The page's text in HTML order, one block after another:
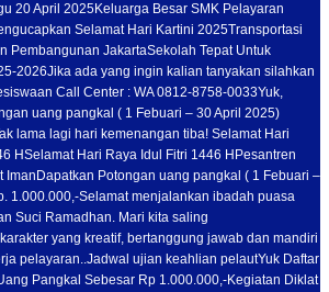
20 April 2025Keluarga Besar SMK Pelayaran
Selamat Hari Kartini 2025Transportasi
Pembangunan JakartaSekolah Tepat Untuk
2026Jika ada yang ingin kalian tanyakan silahkan
Call Center : WA 0812-8758-0033Yuk,
uang pangkal ( 1 Febuari – 30 April 2025)
lama lagi hari kemenangan tiba! Selamat Hari
HSelamat Hari Raya Idul Fitri 1446 H Pesantren
Iman Dapatkan Potongan uang pangkal ( 1 Febuari –
1.000.000,-Selamat menjalankan ibadah puasa
Suci Ramadhan. Mari kita saling
yang kreatif, bertanggung jawab dan mandiri
pelayaran..Jadwal ujian keahlian pelautYuk Daftar
Pangkal Sebesar Rp 1.000.000,-Kegiatan Diklat